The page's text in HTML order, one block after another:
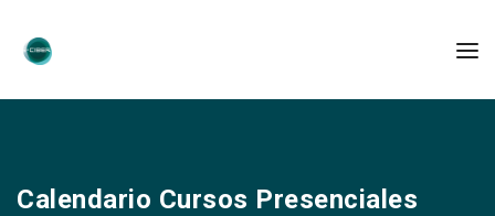
Calendario Cursos Presenciales